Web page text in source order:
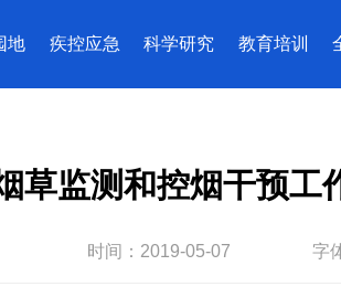
地 疾控应急 科学研究 教育培训
草监测和控烟干预工
时间： 2019-05-07 字